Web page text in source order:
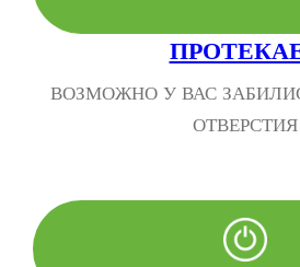
ВОЗМОЖНО У ВАС
ОТВЕРСТИЯ